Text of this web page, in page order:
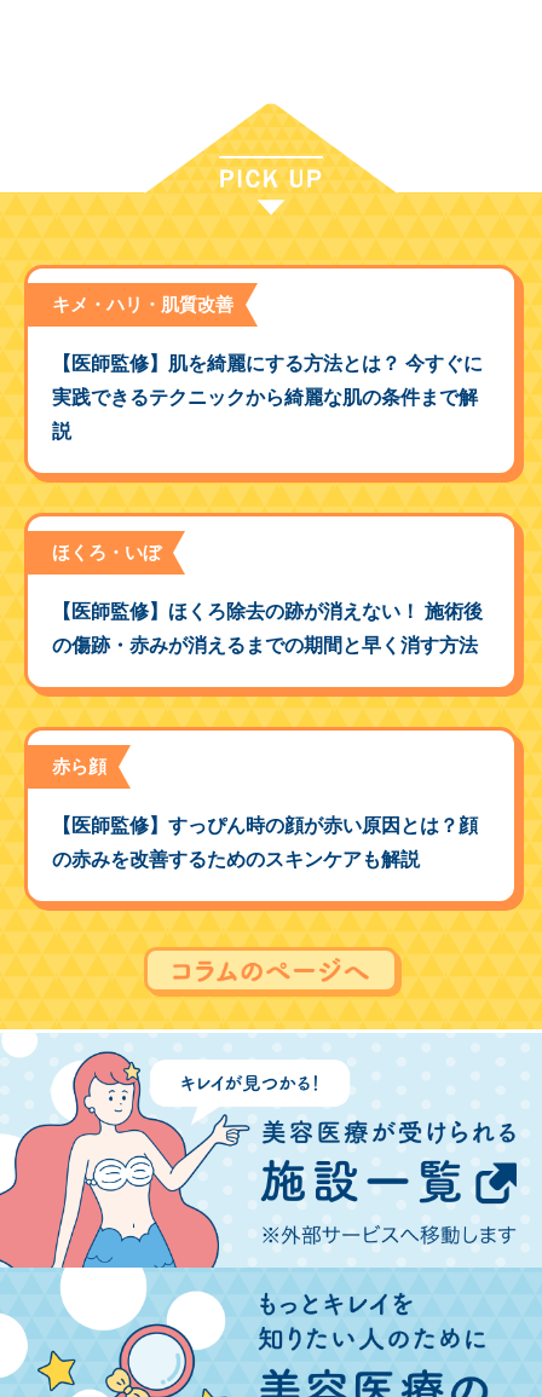
キメ・ハリ・肌質改善
【医師監修】肌を綺麗にする方法とは？ 今すぐに
実践できるテクニックから綺麗な肌の条件まで解
説
ほくろ・いぼ
【医師監修】ほくろ除去の跡が消えない！ 施術後
の傷跡・赤みが消えるまでの期間と早く消す方法
赤ら顔
【医師監修】すっぴん時の顔が赤い原因とは？顔
の赤みを改善するためのスキンケアも解説